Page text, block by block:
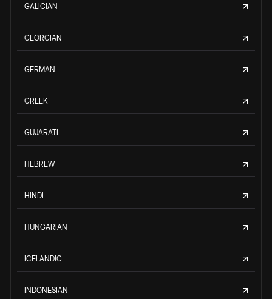
GALICIAN
GEORGIAN
GERMAN
GREEK
GUJARATI
HEBREW
HINDI
HUNGARIAN
ICELANDIC
INDONESIAN